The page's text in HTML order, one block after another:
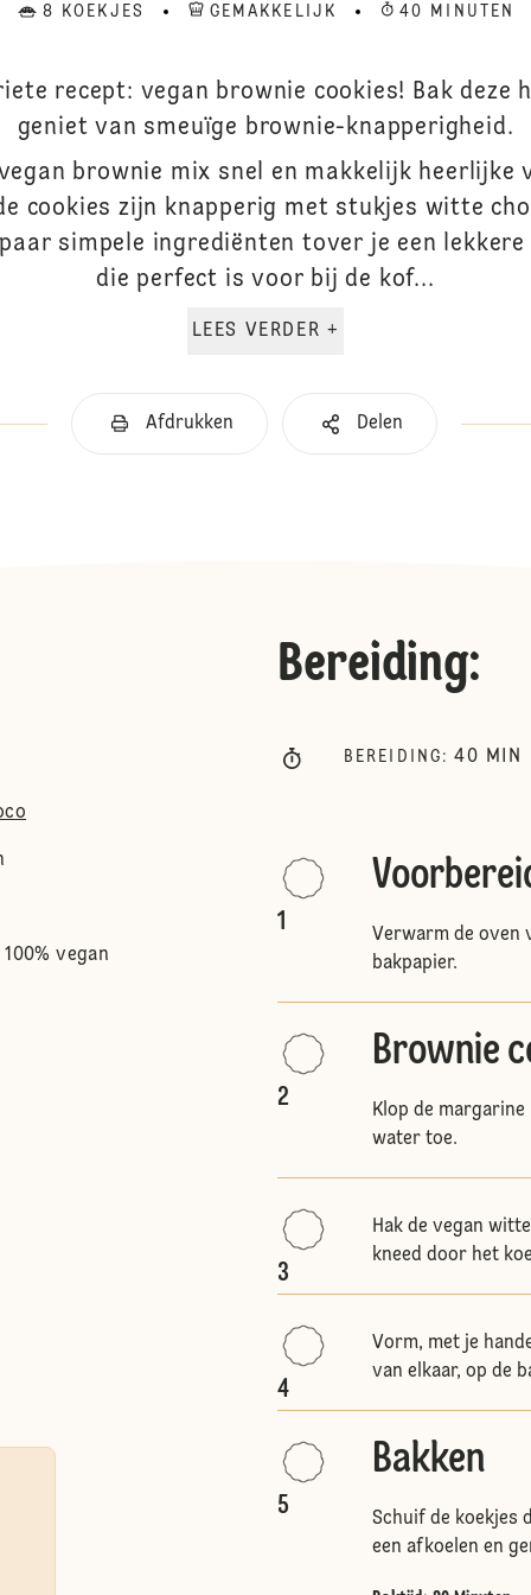
8 KOEKJES GEMAKKELIJK 40 MINUTEN
recept: vegan brownie cookies! Bak deze
geniet van smeuïge brownie-knapperigheid.
brownie mix snel en makkelijk heerlijke
cookies zijn knapperig met stukjes witte
simpele ingrediënten tover je een
die perfect is voor bij de kof...
LEES VERDER +
Afdrukken Delen
vegan
Bereiding:
BEREIDING : 40 MIN
1
Verwarm de oven
bakpapier.
2
Brownie
Klop de
water toe.
3
Hak de vegan
kneed door het
4
Vorm, met je
van elkaar, op de
5
Bakken
Schuif de koekjes
een afkoelen en